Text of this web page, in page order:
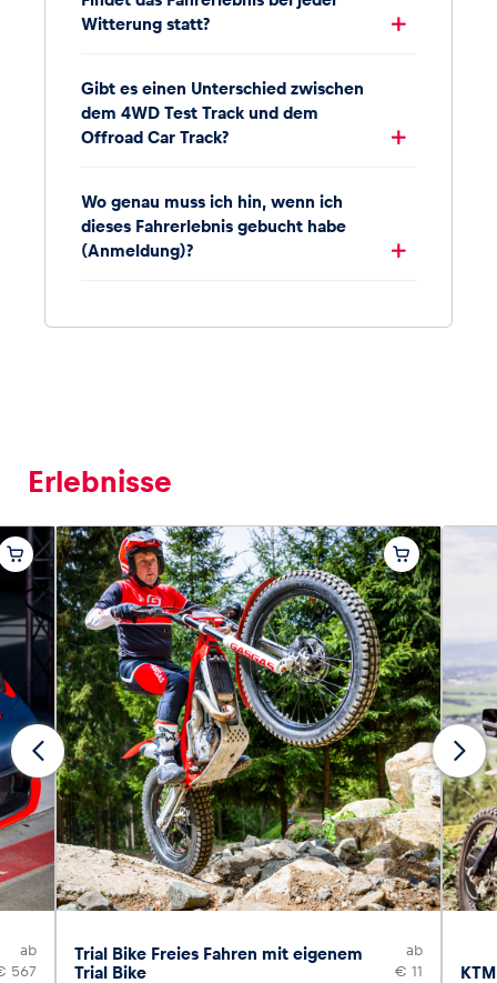
Witterung statt?
Gibt es einen Unterschied zwischen
dem 4WD Test Track und dem
Offroad Car Track?
Wo genau muss ich hin, wenn ich
dieses Fahrerlebnis gebucht habe
(Anmeldung)?
Erlebnisse
ab
567
Trial Bike Freies Fahren mit eigenem
Trial Bike
ab
€ 11